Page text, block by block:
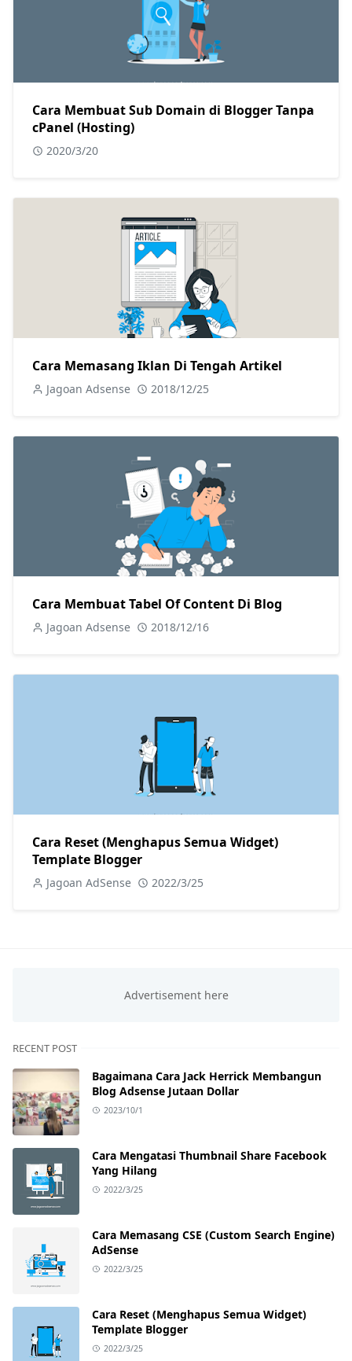
Cara Membuat Sub Domain di Blogger Tanpa
cPanel (Hosting)
2020/3/20
Cara Memasang Iklan Di Tengah Artikel
Jagoan Adsense 2018/12/25
Cara Membuat Tabel Of Content Di Blog
Jagoan Adsense 2018/12/16
Cara Reset (Menghapus Semua Widget)
Template Blogger
Jagoan AdSense 2022/3/25
RECENT POST
Bagaimana Cara Jack Herrick Membangun
Blog Adsense Jutaan Dollar
2023/10/1
Cara Mengatasi Thumbnail Share Facebook
Yang Hilang
2022/3/25
Cara Memasang CSE (Custom Search Engine)
AdSense
2022/3/25
Cara Reset (Menghapus Semua Widget)
Template Blogger
2022/3/25